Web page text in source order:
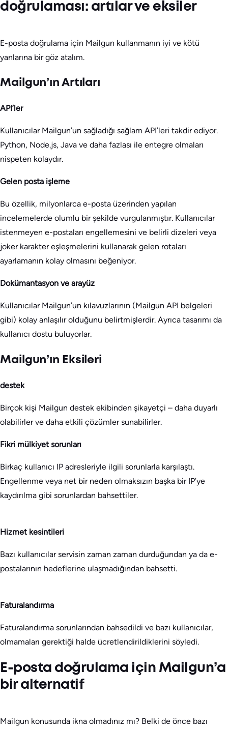
doğrulaması: artılar ve eksiler
E-posta doğrulama için Mailgun kullanmanın iyi ve kötü
yanlarına bir göz atalım.
Mailgun’ın Artıları
API’ler
Kullanıcılar Mailgun’un sağladığı sağlam API’leri takdir ediyor.
Python, Node.js, Java ve daha fazlası ile entegre olmaları
nispeten kolaydır.
Gelen posta işleme
Bu özellik, milyonlarca e-posta üzerinden yapılan
incelemelerde olumlu bir şekilde vurgulanmıştır. Kullanıcılar
istenmeyen e-postaları engellemesini ve belirli dizeleri veya
joker karakter eşleşmelerini kullanarak gelen rotaları
ayarlamanın kolay olmasını beğeniyor.
Dokümantasyon ve arayüz
Kullanıcılar Mailgun’un kılavuzlarının (Mailgun API belgeleri
gibi) kolay anlaşılır olduğunu belirtmişlerdir. Ayrıca tasarımı da
kullanıcı dostu buluyorlar.
Mailgun’ın Eksileri
destek
Birçok kişi Mailgun destek ekibinden şikayetçi – daha duyarlı
olabilirler ve daha etkili çözümler sunabilirler.
Fikri mülkiyet sorunları
Birkaç kullanıcı IP adresleriyle ilgili sorunlarla karşılaştı.
Engellenme veya net bir neden olmaksızın başka bir IP’ye
kaydırılma gibi sorunlardan bahsettiler.
Hizmet kesintileri
Bazı kullanıcılar servisin zaman zaman durduğundan ya da e-
postalarının hedeflerine ulaşmadığından bahsetti.
Faturalandırma
Faturalandırma sorunlarından bahsedildi ve bazı kullanıcılar,
olmamaları gerektiği halde ücretlendirildiklerini söyledi.
E-posta doğrulama için Mailgun’a
bir alternatif
Mailgun konusunda ikna olmadınız mı? Belki de önce bazı